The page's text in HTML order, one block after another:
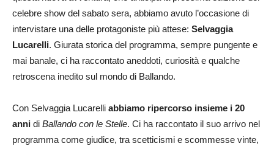
celebre show del sabato sera, abbiamo avuto l’occasione di
intervistare una delle protagoniste più attese: Selvaggia
Lucarelli. Giurata storica del programma, sempre pungente e
mai banale, ci ha raccontato aneddoti, curiosità e qualche
retroscena inedito sul mondo di Ballando.
Con Selvaggia Lucarelli abbiamo ripercorso insieme i 20
anni di Ballando con le Stelle. Ci ha raccontato il suo arrivo nel
programma come giudice, tra scetticismi e scommesse vinte,